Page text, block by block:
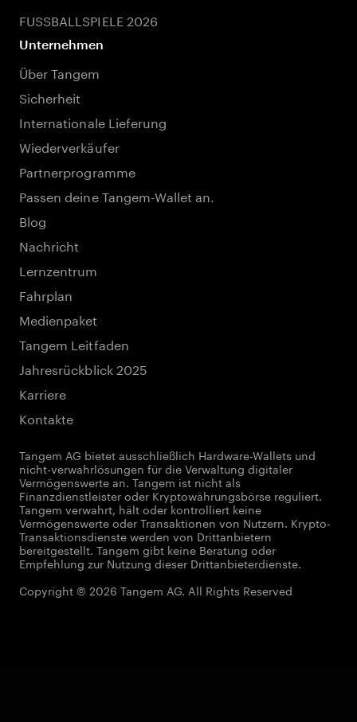
FUSSBALLSPIELE 2026
Unternehmen
Über Tangem
Sicherheit
Internationale Lieferung
Wiederverkäufer
Partnerprogramme
Passen deine Tangem-Wallet an.
Blog
Nachricht
Lernzentrum
Fahrplan
Medienpaket
Tangem Leitfaden
Jahresrückblick 2025
Karriere
Kontakte
Tangem AG bietet ausschließlich Hardware-Wallets und
nicht-verwahrlösungen für die Verwaltung digitaler
Vermögenswerte an. Tangem ist nicht als
Finanzdienstleister oder Kryptowährungsbörse reguliert.
Tangem verwahrt, hält oder kontrolliert keine
Vermögenswerte oder Transaktionen von Nutzern. Krypto-
Transaktionsdienste werden von Drittanbietern
bereitgestellt. Tangem gibt keine Beratung oder
Empfehlung zur Nutzung dieser Drittanbieterdienste.